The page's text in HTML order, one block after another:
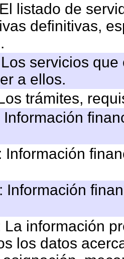
listado de
definitivas,
servicios
a ellos.
trámites,
Información
Información
Información
La información
los datos